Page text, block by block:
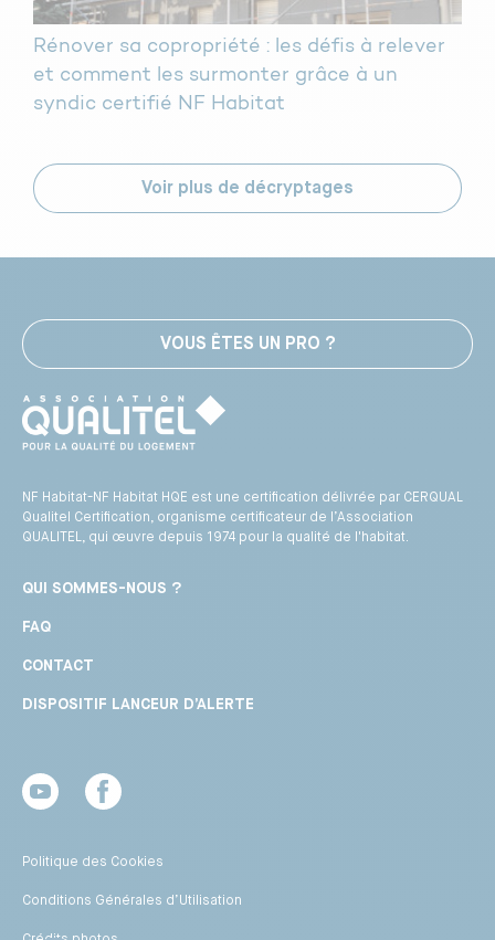
Rénover sa copropriété : les défis à relever
et comment les surmonter grâce à un
syndic certifié NF Habitat
Voir plus de décryptages
VOUS ÊTES UN PRO ?
NF Habitat-NF Habitat HQE est une certification délivrée par CERQUAL
Qualitel Certification, organisme certificateur de l’Association
QUALITEL, qui œuvre depuis 1974 pour la qualité de l'habitat.
QUI SOMMES-NOUS ?
FAQ
CONTACT
DISPOSITIF LANCEUR D’ALERTE
YoutubeFacebook
Politique des Cookies
Conditions Générales d’Utilisation